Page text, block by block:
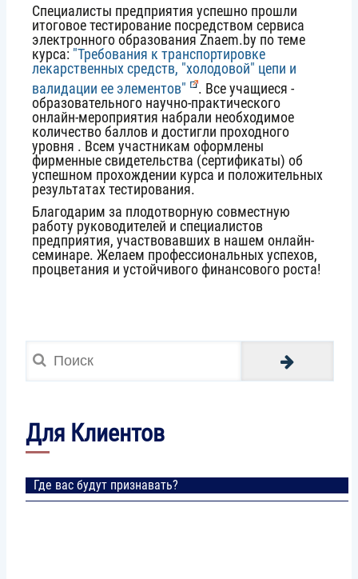
Специалисты предприятия успешно прошли
итоговое тестирование посредством сервиса
электронного образования Znaem.by по теме
курса: "Требования к транспортировке
лекарственных средств, "холодовой" цепи и
валидации ее элементов"
. Все учащиеся -
образовательного научно-практического
онлайн-мероприятия набрали необходимое
количество баллов и достигли проходного
уровня . Всем участникам оформлены
фирменные свидетельства (сертификаты) об
успешном прохождении курса и положительных
результатах тестирования.
Благодарим за плодотворную совместную
работу руководителей и специалистов
предприятия, участвовавших в нашем онлайн-
семинаре. Желаем профессиональных успехов,
процветания и устойчивого финансового роста!
Для Клиентов
Где вас будут признавать?